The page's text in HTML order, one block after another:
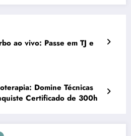
ao vivo: Passe em TJ e
Domine Técnicas
Certificado de 300h